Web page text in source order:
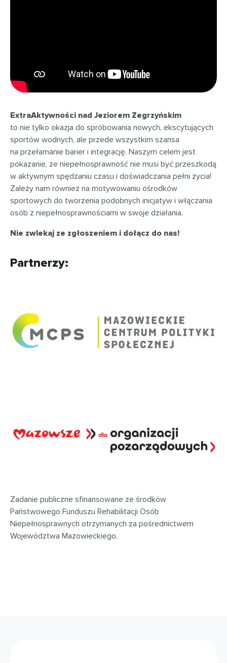
ExtraAktywności nad Jeziorem Zegrzyńskim
to nie tylko okazja do spróbowania nowych, ekscytujących
sportów wodnych, ale przede wszystkim szansa
na przełamanie barier i integrację. Naszym celem jest
pokazanie, że niepełnosprawność nie musi być przeszkodą
w aktywnym spędzaniu czasu i doświadczania pełni życia!
Zależy nam również na motywowaniu ośrodków
sportowych do tworzenia podobnych inicjatyw i włączania
osób z niepełnosprawnościami w swoje działania.
Nie zwlekaj ze zgłoszeniem i dołącz do nas!
Partnerzy:
Zadanie publiczne sfinansowane ze środków
Państwowego Funduszu Rehabilitacji Osób
Niepełnosprawnych otrzymanych za pośrednictwem
Województwa Mazowieckiego.